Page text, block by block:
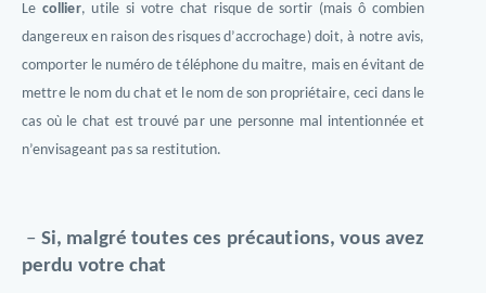
Le collier, utile si votre chat risque de sortir (mais ô combien
dangereux en raison des risques d’accrochage) doit, à notre avis,
comporter le numéro de téléphone du maitre, mais en évitant de
mettre le nom du chat et le nom de son propriétaire, ceci dans le
cas où le chat est trouvé par une personne mal intentionnée et
n’envisageant pas sa restitution.
– Si, malgré toutes ces précautions, vous avez
perdu votre chat